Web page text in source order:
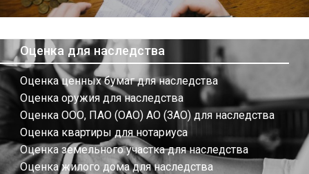
Оценка для наследства
Оценка ценных бумаг для наследства
Оценка оружия для наследства
Оценка ООО, ПАО (ОАО) АО (ЗАО) для наследства
Оценка квартиры для нотариуса
Оценка земельного участка для наследства
Оценка жилого дома для наследства